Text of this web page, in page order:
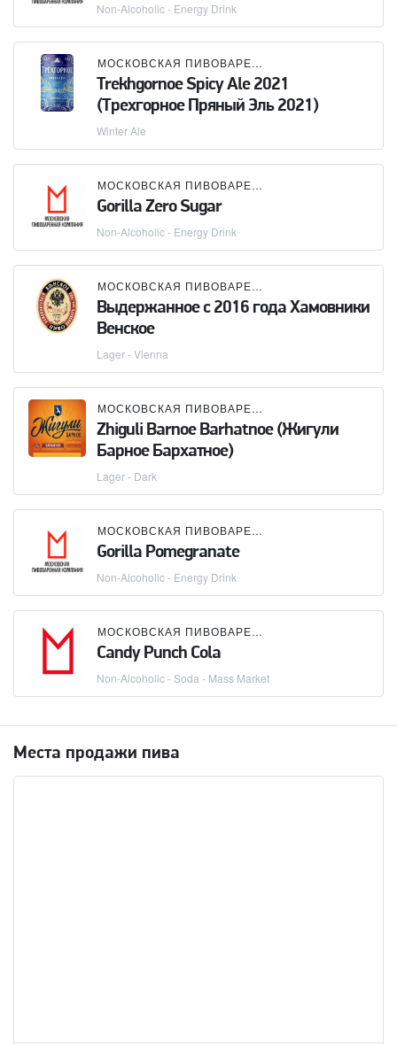
Non-Alcoholic - Energy Drink
МОСКОВСКАЯ ПИВОВАРЕННАЯ КОМПАНИЯ (МПК)
Trekhgornoe Spicy Ale 2021
(Трехгорное Пряный Эль 2021)
Winter Ale
МОСКОВСКАЯ ПИВОВАРЕННАЯ КОМПАНИЯ (МПК)
Gorilla Zero Sugar
Non-Alcoholic - Energy Drink
МОСКОВСКАЯ ПИВОВАРЕННАЯ КОМПАНИЯ (МПК)
Выдержанное с 2016 года Хамовники
Венское
Lager - Vienna
МОСКОВСКАЯ ПИВОВАРЕННАЯ КОМПАНИЯ (МПК)
Zhiguli Barnoe Barhatnoe (Жигули
Барное Бархатное)
Lager - Dark
МОСКОВСКАЯ ПИВОВАРЕННАЯ КОМПАНИЯ (МПК)
Gorilla Pomegranate
Non-Alcoholic - Energy Drink
МОСКОВСКАЯ ПИВОВАРЕННАЯ КОМПАНИЯ (МПК)
Candy Punch Cola
Non-Alcoholic - Soda - Mass Market
Места продажи пива